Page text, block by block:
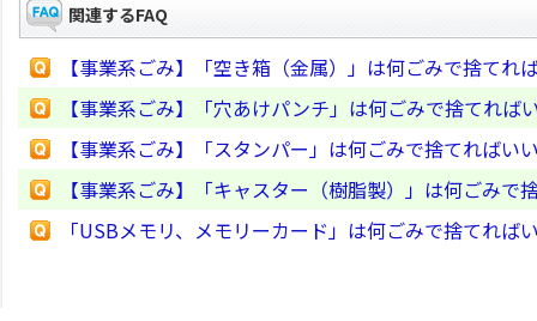
関連するFAQ
【事業系ごみ】「空き箱（金属）」は何ごみで捨てれ
【事業系ごみ】「穴あけパンチ」は何ごみで捨てれば
【事業系ごみ】「スタンパー」は何ごみで捨てればい
【事業系ごみ】「キャスター（樹脂製）」は何ごみで
「USBメモリ、メモリーカード」は何ごみで捨てれば